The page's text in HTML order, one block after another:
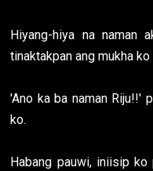
Hiyang-hiya na naman
tinaktakpan ang mukha
'Ano ka ba naman Riju!!'
ko.
Habang pauwi, iniisip